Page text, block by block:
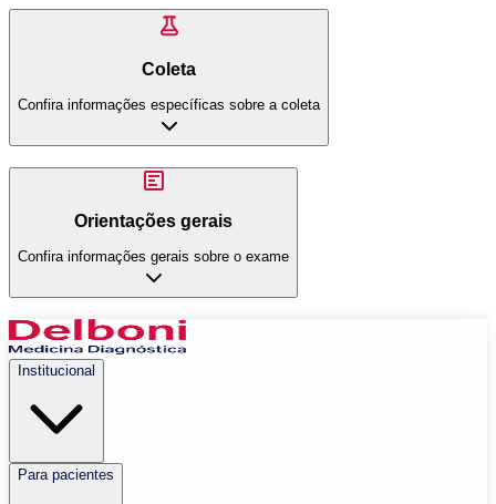
Coleta
Confira informações específicas sobre a coleta
Orientações gerais
Confira informações gerais sobre o exame
Institucional
Para pacientes